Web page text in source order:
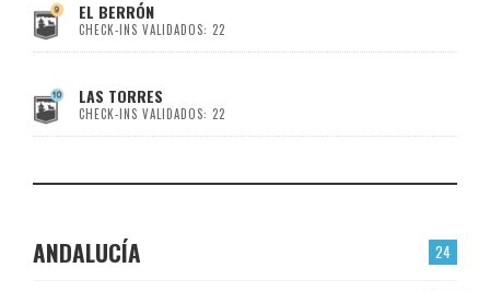
EL BERRÓN
CHECK-INS VALIDADOS: 22
LAS TORRES
CHECK-INS VALIDADOS: 22
24
ANDALUCÍA